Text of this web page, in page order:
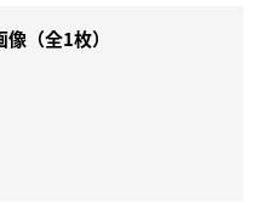
（全1枚）